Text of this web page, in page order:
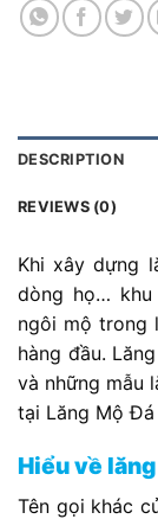
DESCRIPTION
REVIEWS (0)
Khi xây dựng
dòng họ…
ngôi mộ trong
hàng đầu.
và những mẫu
tại Lăng Mộ Đá
Hiểu về
Tên gọi khác